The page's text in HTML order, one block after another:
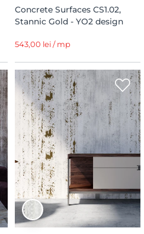
Concrete Surfaces CS1.02,
Stannic Gold - YO2 design
543,00 lei / mp